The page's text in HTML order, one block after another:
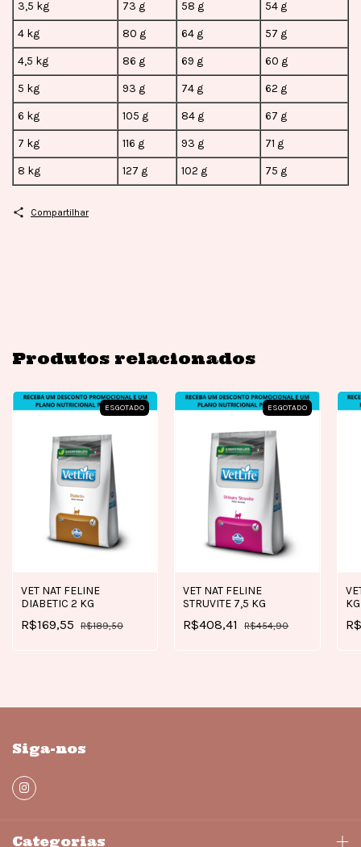
3,5 kg
73 g 58 g
54 g
4 kg
80 g 64 g
57 g
4,5 kg
86 g 69 g
60 g
5 kg
93 g 74 g
62 g
6 kg
105 g 84 g
67 g
7 kg
116 g 93 g
71 g
8 kg
127 g 102 g 75 g
Compartilhar
Produtos relacionados
ESGOTADO
VET NAT FELINE
DIABETIC 2 KG
R$169,55 R$189,50
ESGOTADO
VET NAT FELINE
STRUVITE 7,5 KG
R$408,41 R$454,90
KG
Siga-nos
Categorias